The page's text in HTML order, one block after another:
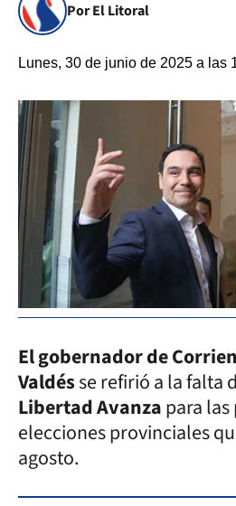
Por El Litoral
Lunes, 30 de junio de 2025 a las
El gobernador de
Valdésse refirió a la falta
Libertad Avanzapara
elecciones provinciales
agosto.